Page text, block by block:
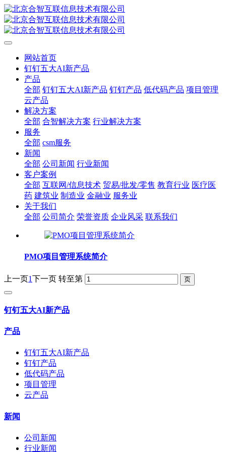
网站首页
钉钉五大AI新产品
产品
全部 钉钉五大AI新产品 钉钉产品 低代码产品 项目管理
云产品
解决方案
全部 合智解决方案 行业解决方案
服务
全部 csm服务
新闻
全部 公司新闻 行业新闻
客户案例
全部 互联网/信息技术 贸易/批发/零售 教育行业 医疗医
药 建筑业 制造业 金融业 服务业
关于我们
全部 公司简介 荣誉资质 企业风采 联系我们
PMO项目管理系统简介
上一页1下一页 转至第
钉钉五大AI新产品
产品
钉钉五大AI新产品
钉钉产品
低代码产品
项目管理
云产品
新闻
公司新闻
行业新闻